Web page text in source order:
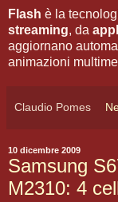
Flash è la
streaming, da
aggiornano
animazioni
Claudio Pomes
10 dicembre 2009
Samsung
M2310: 4